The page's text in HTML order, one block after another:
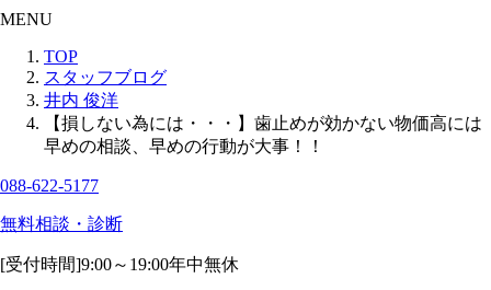
MENU
TOP
スタッフブログ
井内 俊洋
【損しない為には・・・】歯止めが効かない物価高には
早めの相談、早めの行動が大事！！
088-622-5177
無料相談・診断
[受付時間]9:00～19:00年中無休